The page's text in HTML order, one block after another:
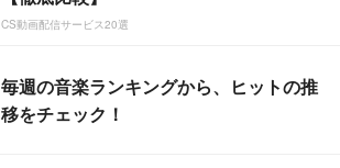
CS動画配信サービス20選
毎週の音楽ランキングから、ヒットの推
移をチェック！